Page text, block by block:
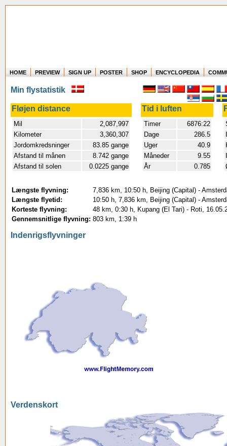
Where in the world have you flown?
How long have you been in the air?
Create your own FlightMemory and see!
HOME PREVIEW SIGN UP POSTER SHOP ENCYCLOPEDIA
Min flystatistik
Fløjen distance Tid i luften
Mil
2,087,997
Kilometer
3,360,307
Jordomkredsninger
83.85 gange
Afstand til månen
8.742 gange
Afstand til solen
0.0225 gange
Timer
6876:22
Dage
286.5
Uger
40.9
Måneder
9.55
År
0.785
Længste flyvning:
7,836 km, 10:50 h, Beijing (Capital) -
Længste flyetid:
10:50 h, 7,836 km, Beijing (Capital) -
Korteste flyvning:
48 km, 0:30 h, Kupang (El Tari) - Roti,
Gennemsnitlige flyvning: 803 km, 1:39 h
Indenrigsflyvninger
Verdenskort